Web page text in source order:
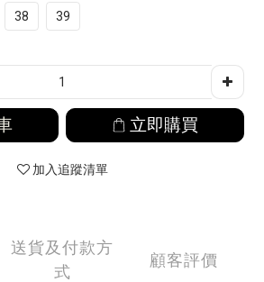
38 39
立即購買
加入追蹤清單
送貨及付款方
式
顧客評價